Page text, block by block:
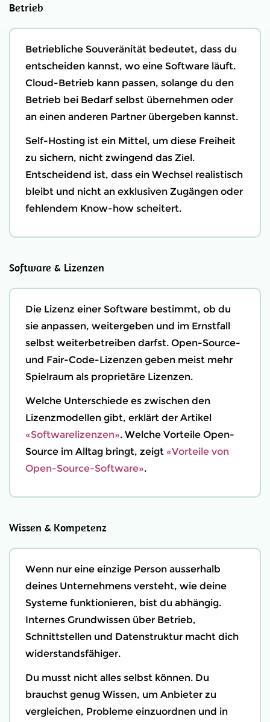
Betrieb
Betriebliche Souveränität bedeutet, dass du
entscheiden kannst, wo eine Software läuft.
Cloud-Betrieb kann passen, solange du den
Betrieb bei Bedarf selbst übernehmen oder
an einen anderen Partner übergeben kannst.
Self-Hosting ist ein Mittel, um diese Freiheit
zu sichern, nicht zwingend das Ziel.
Entscheidend ist, dass ein Wechsel realistisch
bleibt und nicht an exklusiven Zugängen oder
fehlendem Know-how scheitert.
Software & Lizenzen
Die Lizenz einer Software bestimmt, ob du
sie anpassen, weitergeben und im Ernstfall
selbst weiterbetreiben darfst. Open-Source-
und Fair-Code-Lizenzen geben meist mehr
Spielraum als proprietäre Lizenzen.
Welche Unterschiede es zwischen den
Lizenzmodellen gibt, erklärt der Artikel
«Softwarelizenzen». Welche Vorteile Open-
Source im Alltag bringt, zeigt «Vorteile von
Open-Source-Software».
Wissen & Kompetenz
Wenn nur eine einzige Person ausserhalb
deines Unternehmens versteht, wie deine
Systeme funktionieren, bist du abhängig.
Internes Grundwissen über Betrieb,
Schnittstellen und Datenstruktur macht dich
widerstandsfähiger.
Du musst nicht alles selbst können. Du
brauchst genug Wissen, um Anbieter zu
vergleichen, Probleme einzuordnen und in